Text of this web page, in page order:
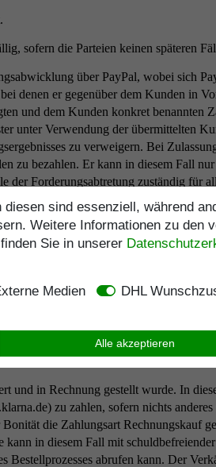
sofern die Parteien keinen späteren
über PayPal, wobei sich
denen er gegenüber dem Kunden in
und dem Kunden konkret benannten
unter Verwendung der übermittelten
zu verweigern. Bei
zu bezahlen. Er kann in diesem Fall
Forderungsabtretung zuständig für
Bank AB (publ), Sveavägen 46,
Teilnahme an "Sofortüberweisung"
wird unmittelbar danach
unter
durch den
werden dem Kunden im Online-
gelten, auf die der Kunde ggf.
in Rechnung gestellt wurde. In
zu zahlen, sofern nichts
die Zahlungsart Rechnungskauf
in diesem Fall mit
abrufen kann. Der
sind essenziell, während
Weitere Informationen zu den
Sie in unserer
Medien
DHL
Alle akzeptieren